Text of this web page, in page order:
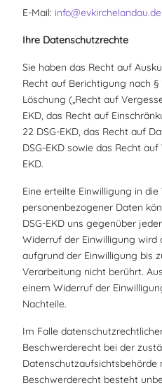
E-Mail: info@evkirchelandau.de
Ihre Datenschutzrechte
Sie haben das Recht auf
Recht auf Berichtigung nach §
Löschung („Recht auf
EKD, das Recht auf
22 DSG-EKD, das Recht auf
DSG-EKD sowie das Recht
EKD.
Eine erteilte Einwilligung in
personenbezogener Daten
DSG-EKD uns gegenüber
Widerruf der Einwilligung wird
aufgrund der Einwilligung bis
Verarbeitung nicht berührt.
einem Widerruf der
Nachteile.
Im Falle
Beschwerderecht bei der
Datenschutzaufsichtsbehörde
Beschwerderecht besteht